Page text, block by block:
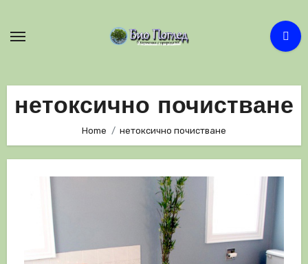
нетоксично почистване
Home нетоксично почистване